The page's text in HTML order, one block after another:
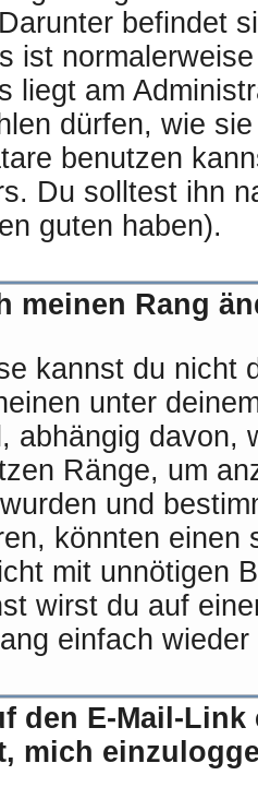
befindet
ist
liegt am
dürfen, wie
benutzen
Du solltest ihn
guten haben).
meinen Rang
kannst du nicht
unter
abhängig davon,
Ränge, um
und
könnten einen
mit unnötigen
wirst du auf
einfach
den E-Mail-
mich